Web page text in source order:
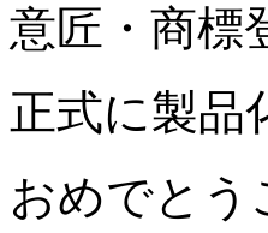
意匠・商標
正式に製品
おめでとう